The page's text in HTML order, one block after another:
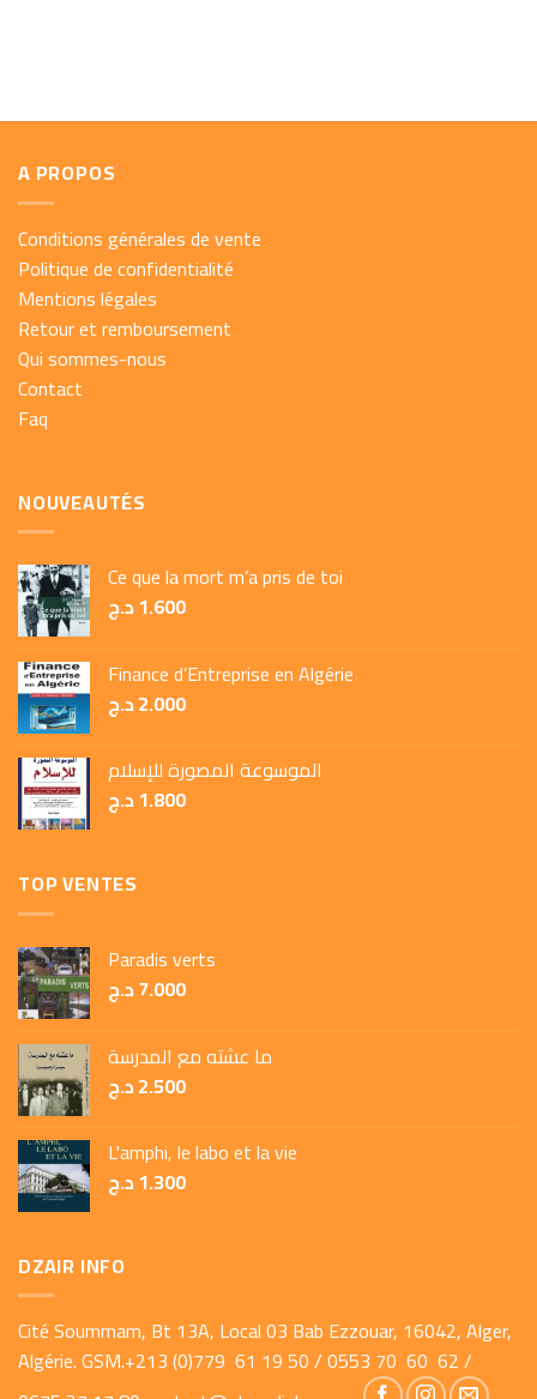
A PROPOS
Conditions générales de vente
Politique de confidentialité
Mentions légales
Retour et remboursement
Qui sommes-nous
Contact
Faq
NOUVEAUTÉS
Ce que la mort m’a pris de toi
1.600د.ج
Finance d’Entreprise en Algérie
2.000د.ج
الموسوعة المصورة للإسلام
1.800د.ج
TOP VENTES
Paradis verts
7.000د.ج
ما عشته مع المدرسة
2.500د.ج
L'amphi, le labo et la vie
1.300د.ج
DZAIR INFO
Cité Soummam, Bt 13A, Local 03 Bab Ezzouar, 16042, Alger,
Algérie. GSM.+213 (0)779 61 19 50 / 0553 70 60 62 /